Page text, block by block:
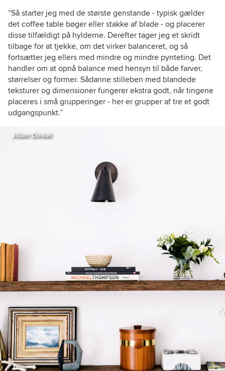
“Så starter jeg med de største genstande - typisk gælder
det coffee table bøger eller stakke af blade - og placerer
disse tilfældigt på hylderne. Derefter tager jeg et skridt
tilbage for at tjekke, om det virker balanceret, og så
fortsætter jeg ellers med mindre og mindre pynteting. Det
handler om at opnå balance med hensyn til både farver,
størrelser og former. Sådanne stilleben med blandede
teksturer og dimensioner fungerer ekstra godt, når tingene
placeres i små grupperinger - her er grupper af tre et godt
udgangspunkt.”
Jillian Dinkel